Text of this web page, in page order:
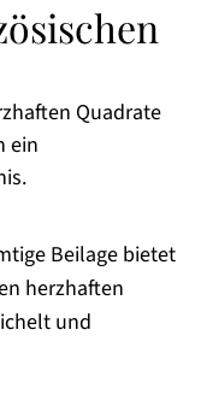
Quadrate
ein
Beilage bietet
herzhaften
und